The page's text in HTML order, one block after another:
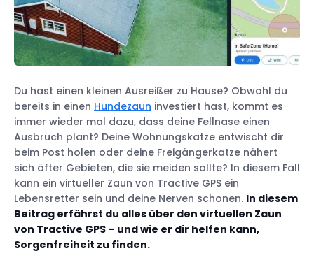
Du hast einen kleinen Ausreißer zu Hause? Obwohl du
bereits in einen Hundezaun investiert hast, kommt es
immer wieder mal dazu, dass deine Fellnase einen
Ausbruch plant? Deine Wohnungskatze entwischt dir
beim Post holen oder deine Freigängerkatze nähert
sich öfter Gebieten, die sie meiden sollte? In diesem Fall
kann ein virtueller Zaun von Tractive GPS ein
Lebensretter sein und deine Nerven schonen. In diesem
Beitrag erfährst du alles über den virtuellen Zaun
von Tractive GPS – und wie er dir helfen kann,
Sorgenfreiheit zu finden.